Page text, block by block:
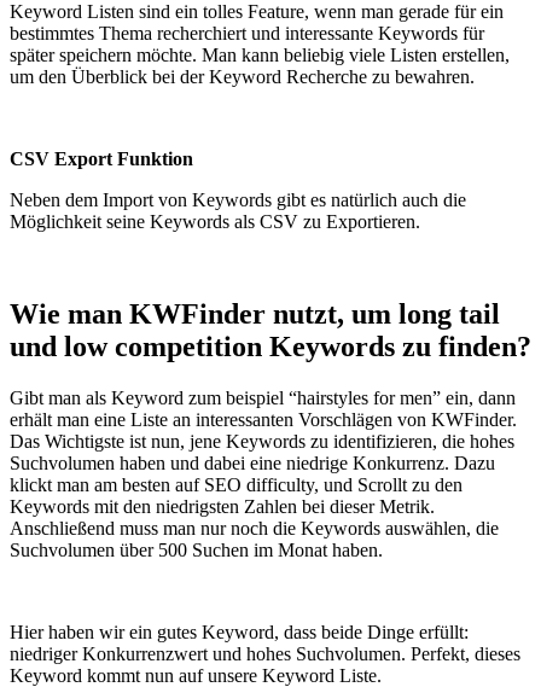
Keyword Listen sind ein tolles Feature, wenn man gerade für ein
bestimmtes Thema recherchiert und interessante Keywords für
später speichern möchte. Man kann beliebig viele Listen erstellen,
um den Überblick bei der Keyword Recherche zu bewahren.
CSV Export Funktion
Neben dem Import von Keywords gibt es natürlich auch die
Möglichkeit seine Keywords als CSV zu Exportieren.
Wie man KWFinder nutzt, um long tail
und low competition Keywords zu finden?
Gibt man als Keyword zum beispiel “hairstyles for men” ein, dann
erhält man eine Liste an interessanten Vorschlägen von KWFinder.
Das Wichtigste ist nun, jene Keywords zu identifizieren, die hohes
Suchvolumen haben und dabei eine niedrige Konkurrenz. Dazu
klickt man am besten auf SEO difficulty, und Scrollt zu den
Keywords mit den niedrigsten Zahlen bei dieser Metrik.
Anschließend muss man nur noch die Keywords auswählen, die
Suchvolumen über 500 Suchen im Monat haben.
Hier haben wir ein gutes Keyword, dass beide Dinge erfüllt:
niedriger Konkurrenzwert und hohes Suchvolumen. Perfekt, dieses
Keyword kommt nun auf unsere Keyword Liste.